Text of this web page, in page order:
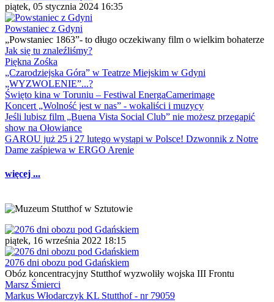
piątek, 05 stycznia 2024 16:35
Powstaniec z Gdyni
„Powstaniec 1863”- to długo oczekiwany film o wielkim bohaterze
Jak się tu znaleźliśmy?
Piękna Zośka
„Czarodziejska Góra” w Teatrze Miejskim w Gdyni
„WYZWOLENIE”...?
Święto kina w Toruniu – Festiwal EnergaCamerimage
Koncert „Wolność jest w nas” - wokaliści i muzycy
Jeśli lubisz film „Buena Vista Social Club” nie możesz przegapić
show na Ołowiance
GAROU już 25 i 27 lutego wystąpi w Polsce! Dzwonnik z Notre
Dame zaśpiewa w ERGO Arenie
więcej ...
piątek, 16 września 2022 18:15
2076 dni obozu pod Gdańskiem
Obóz koncentracyjny Stutthof wyzwoliły wojska III Frontu
Marsz Śmierci
Markus Włodarczyk KL Stutthof - nr 79059